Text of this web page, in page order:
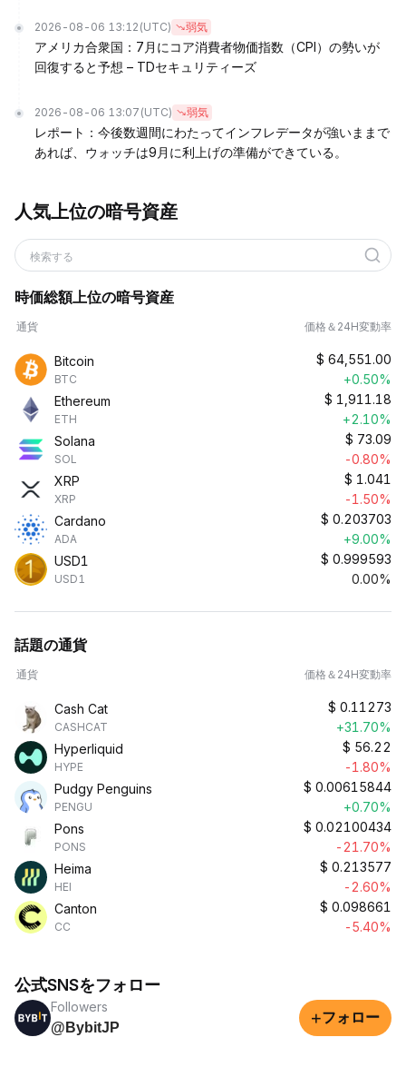
2026-08-06 13:12 (UTC) 弱気
アメリカ合衆国：7月にコア消費者物価指数（CPI）の勢いが
回復すると予想 – TDセキュリティーズ
2026-08-06 13:07 (UTC) 弱気
レポート：今後数週間にわたってインフレデータが強いままで
あれば、ウォッチは9月に利上げの準備ができている。
人気上位の暗号資産
検索する
時価総額上位の暗号資産
通貨 価格＆24H変動率
Bitcoin
BTC
$ 64,551.00
+0.50%
Ethereum
ETH
$ 1,911.18
+2.10%
Solana
SOL
$ 73.09
-0.80%
XRP
XRP
$ 1.041
-1.50%
Cardano
ADA
$ 0.203703
+9.00%
USD1
USD1
$ 0.999593
0.00%
話題の通貨
通貨 価格＆24H変動率
Cash Cat
CASHCAT
$ 0.11273
+31.70%
Hyperliquid
HYPE
$ 56.22
-1.80%
Pudgy Penguins
PENGU
$ 0.00615844
+0.70%
Pons
PONS
$ 0.02100434
-21.70%
Heima
HEI
$ 0.213577
-2.60%
Canton
CC
$ 0.098661
-5.40%
公式SNSをフォロー
Followers
@BybitJP
+フォロー